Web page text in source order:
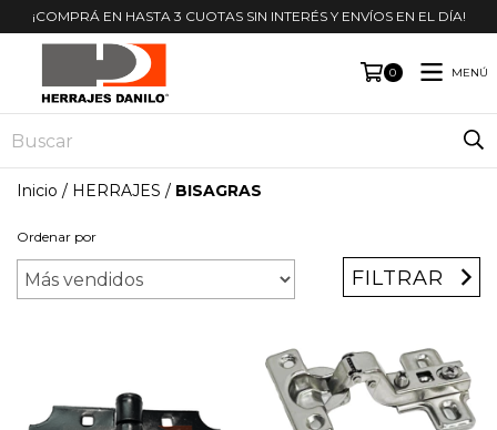
¡COMPRÁ EN HASTA 3 CUOTAS SIN INTERÉS Y ENVÍOS EN EL DÍA!
0 MENÚ
Inicio / HERRAJES / BISAGRAS
Ordenar por
FILTRAR